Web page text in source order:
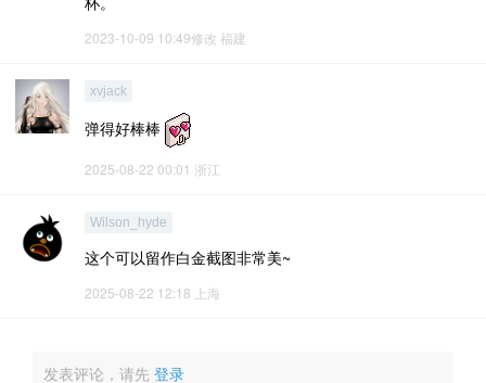
2023-10-09 10:49修改 福建
xvjack
弹得好棒棒
2025-08-22 00:01 浙江
Wilson_hyde
这个可以留作白金截图非常美~
2025-08-22 12:18 上海
发表评论，请先 登录